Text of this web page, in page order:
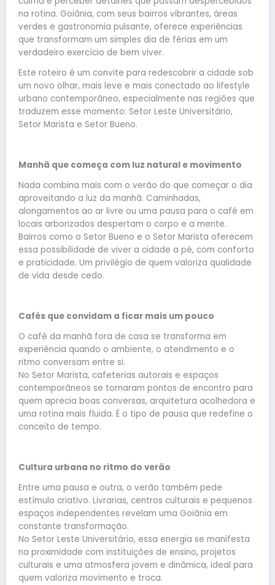
na rotina. Goiânia, com seus bairros vibrantes, áreas
verdes e gastronomia pulsante, oferece experiências
que transformam um simples dia de férias em um
verdadeiro exercício de bem viver.
Este roteiro é um convite para redescobrir a cidade sob
um novo olhar, mais leve e mais conectado ao lifestyle
urbano contemporâneo, especialmente nas regiões que
traduzem esse momento: Setor Leste Universitário,
Setor Marista e Setor Bueno.
Manhã que começa com luz natural e movimento
Nada combina mais com o verão do que começar o dia
aproveitando a luz da manhã. Caminhadas,
alongamentos ao ar livre ou uma pausa para o café em
locais arborizados despertam o corpo e a mente.
Bairros como o Setor Bueno e o Setor Marista oferecem
essa possibilidade de viver a cidade a pé, com conforto
e praticidade. Um privilégio de quem valoriza qualidade
de vida desde cedo.
Cafés que convidam a ficar mais um pouco
O café da manhã fora de casa se transforma em
experiência quando o ambiente, o atendimento e o
ritmo conversam entre si.
No Setor Marista, cafeterias autorais e espaços
contemporâneos se tornaram pontos de encontro para
quem aprecia boas conversas, arquitetura acolhedora e
uma rotina mais fluida. É o tipo de pausa que redefine o
conceito de tempo.
Cultura urbana no ritmo do verão
Entre uma pausa e outra, o verão também pede
estímulo criativo. Livrarias, centros culturais e pequenos
espaços independentes revelam uma Goiânia em
constante transformação.
No Setor Leste Universitário, essa energia se manifesta
na proximidade com instituições de ensino, projetos
culturais e uma atmosfera jovem e dinâmica, ideal para
quem valoriza movimento e troca.